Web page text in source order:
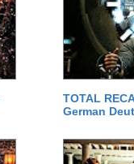
TOTAL
German